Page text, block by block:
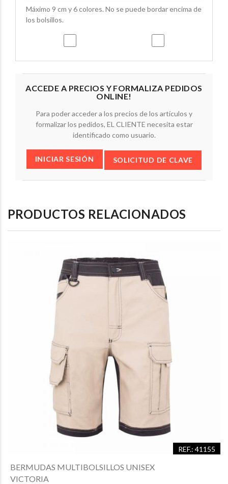
Máximo 9 cm y 6 colores. No se puede bordar encima de
los bolsillos.
ACCEDE A PRECIOS Y FORMALIZA PEDIDOS
ONLINE!
Para poder acceder a los precios de los artículos y
formalizar los pedidos, EL CLIENTE necesita estar
identificado como usuario.
INICIAR SESIÓN SOLICITUD DE CLAVE
PRODUCTOS RELACIONADOS
REF.: 41155
BERMUDAS MULTIBOLSILLOS UNISEX
VICTORIA